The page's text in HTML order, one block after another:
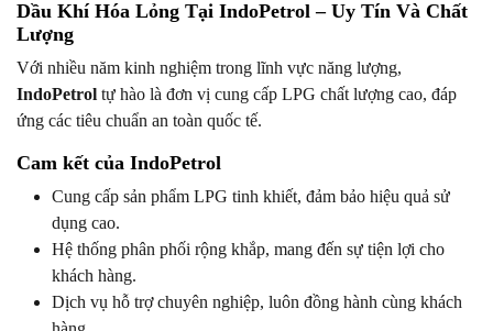
Dầu Khí Hóa Lỏng Tại IndoPetrol – Uy Tín Và Chất
Lượng
Với nhiều năm kinh nghiệm trong lĩnh vực năng lượng,
IndoPetrol tự hào là đơn vị cung cấp LPG chất lượng cao, đáp
ứng các tiêu chuẩn an toàn quốc tế.
Cam kết của IndoPetrol
Cung cấp sản phẩm LPG tinh khiết, đảm bảo hiệu quả sử
dụng cao.
Hệ thống phân phối rộng khắp, mang đến sự tiện lợi cho
khách hàng.
Dịch vụ hỗ trợ chuyên nghiệp, luôn đồng hành cùng khách